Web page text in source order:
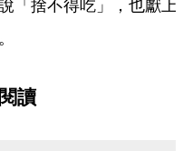
「捨不得吃」，也獻上
讀